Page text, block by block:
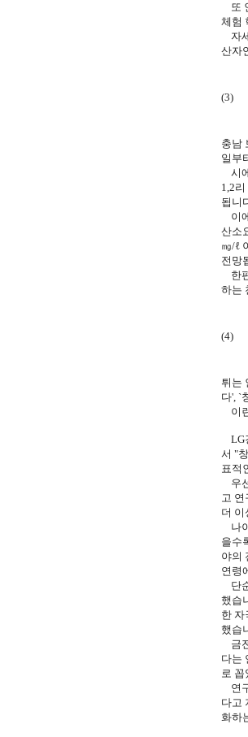
또
체험
자
산자
(3)
충남
일부
시
1,2
됩니
이
산소
㎎/ℓ
전망
한
하는
(4)
튀는
다', `
이
LG
서 "
표적
우
고 연
더 이
나
을수
야의
연령
단
했습
한 자
했습
금
다는
로 꼽
연
다고
화하